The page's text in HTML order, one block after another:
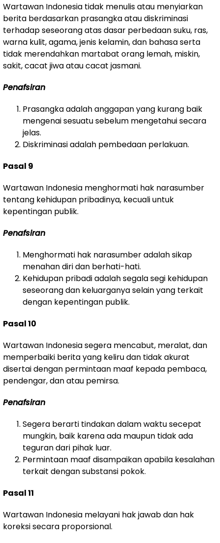
Wartawan Indonesia tidak menulis atau menyiarkan
berita berdasarkan prasangka atau diskriminasi
terhadap seseorang atas dasar perbedaan suku, ras,
warna kulit, agama, jenis kelamin, dan bahasa serta
tidak merendahkan martabat orang lemah, miskin,
sakit, cacat jiwa atau cacat jasmani.
Penafsiran
Prasangka adalah anggapan yang kurang baik
mengenai sesuatu sebelum mengetahui secara
jelas.
Diskriminasi adalah pembedaan perlakuan.
Pasal 9
Wartawan Indonesia menghormati hak narasumber
tentang kehidupan pribadinya, kecuali untuk
kepentingan publik.
Penafsiran
Menghormati hak narasumber adalah sikap
menahan diri dan berhati-hati.
Kehidupan pribadi adalah segala segi kehidupan
seseorang dan keluarganya selain yang terkait
dengan kepentingan publik.
Pasal 10
Wartawan Indonesia segera mencabut, meralat, dan
memperbaiki berita yang keliru dan tidak akurat
disertai dengan permintaan maaf kepada pembaca,
pendengar, dan atau pemirsa.
Penafsiran
Segera berarti tindakan dalam waktu secepat
mungkin, baik karena ada maupun tidak ada
teguran dari pihak luar.
Permintaan maaf disampaikan apabila kesalahan
terkait dengan substansi pokok.
Pasal 11
Wartawan Indonesia melayani hak jawab dan hak
koreksi secara proporsional.